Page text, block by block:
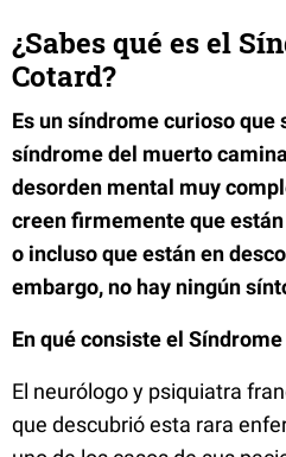
¿Sabes qué es el
Cotard?
Es un síndrome curioso que
síndrome del muerto
desorden mental muy
creen firmemente que
o incluso que están en
embargo, no hay ningún
En qué consiste el
El neurólogo y psiquiatra
que descubrió esta rara